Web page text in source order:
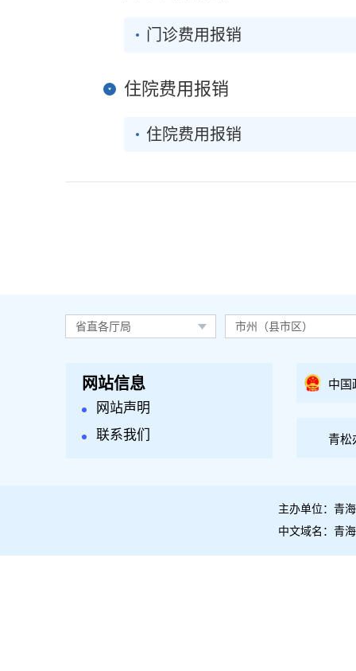
门诊费用报销
住院费用报销
住院费用报销
省直各厅局 市州（县市区）
网站信息
网站声明
联系我们
中国
青松
主办单位：青
中文域名：青